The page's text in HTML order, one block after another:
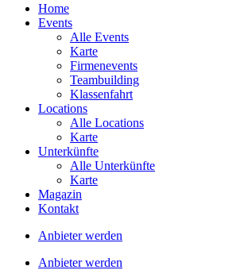
Home
Events
Alle Events
Karte
Firmenevents
Teambuilding
Klassenfahrt
Locations
Alle Locations
Karte
Unterkünfte
Alle Unterkünfte
Karte
Magazin
Kontakt
Anbieter werden
Anbieter werden